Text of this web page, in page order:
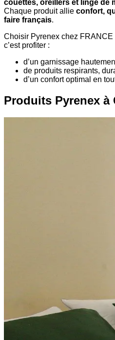
couettes, oreillers et linge de
Chaque produit allie confort,
faire français.
Choisir Pyrenex chez
c’est profiter :
d’un garnissage
de produits respirants,
d’un confort optimal en
Produits Pyrenex à